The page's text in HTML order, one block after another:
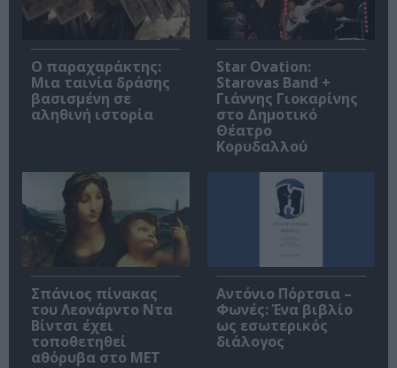
Ο παραχαράκτης:
Μια ταινία δράσης
βασισμένη σε
αληθινή ιστορία
Star Ovation:
Starovas Band +
Γιάννης Γιοκαρίνης
στο Δημοτικό
Θέατρο
Κορυδαλλού
Σπάνιος πίνακας
του Λεονάρντο Ντα
Βίντσι έχει
τοποθετηθεί
αθόρυβα στο MET
Αντόνιο Πόρτσια –
Φωνές: Ένα βιβλίο
ως εσωτερικός
διάλογος